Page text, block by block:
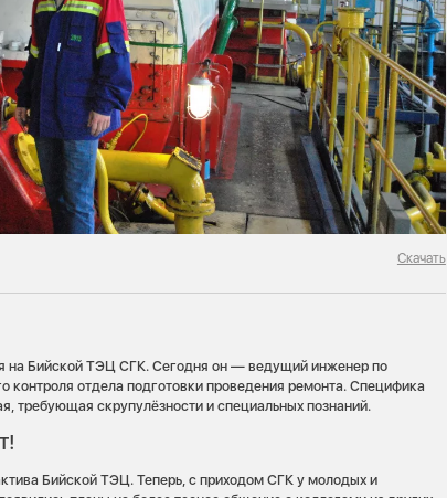
Скачать
на Бийской ТЭЦ СГК. Сегодня он — ведущий инженер по
контроля отдела подготовки проведения ремонта. Специфика
требующая скрупулёзности и специальных познаний.
Бийской ТЭЦ. Теперь, с приходом СГК у молодых и